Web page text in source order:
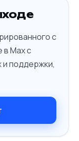
с
Max с
поддержки,